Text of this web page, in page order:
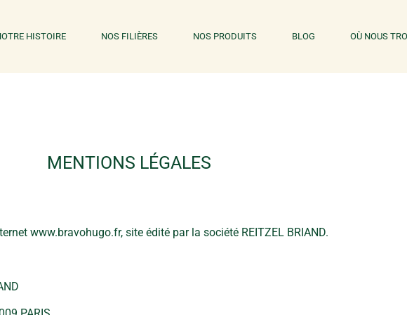
HISTOIRE NOS FILIÈRES NOS PRODUITS BLOG OÙ NOUS
MENTIONS LÉGALES
www.bravohugo.fr, site édité par la société REITZEL BRIAND.